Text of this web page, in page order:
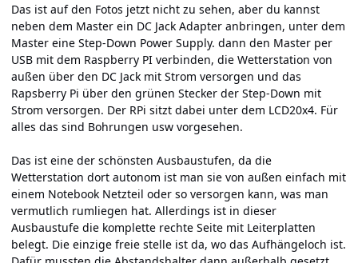
Das ist auf den Fotos jetzt nicht zu sehen, aber du kannst
neben dem Master ein DC Jack Adapter anbringen, unter dem
Master eine Step-Down Power Supply. dann den Master per
USB mit dem Raspberry PI verbinden, die Wetterstation von
außen über den DC Jack mit Strom versorgen und das
Rapsberry Pi über den grünen Stecker der Step-Down mit
Strom versorgen. Der RPi sitzt dabei unter dem LCD20x4. Für
alles das sind Bohrungen usw vorgesehen.
Das ist eine der schönsten Ausbaustufen, da die
Wetterstation dort autonom ist man sie von außen einfach mit
einem Notebook Netzteil oder so versorgen kann, was man
vermutlich rumliegen hat. Allerdings ist in dieser
Ausbaustufe die komplette rechte Seite mit Leiterplatten
belegt. Die einzige freie stelle ist da, wo das Aufhängeloch ist.